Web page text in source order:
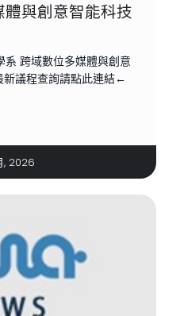
與創意智能科技
跨域數位多媒體與創意
議程查詢請點此連結←
, 2026